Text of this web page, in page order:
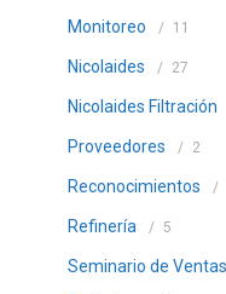
Monitoreo 11
Nicolaides 27
Nicolaides Filtración
Proveedores 2
Reconocimientos
Refinería 5
Seminario de Ventas